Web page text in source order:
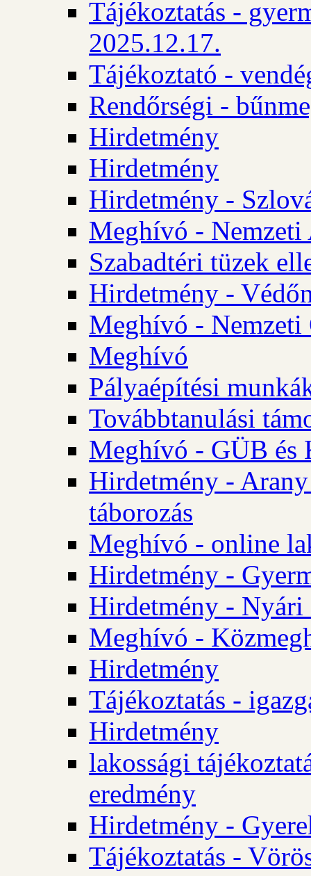
Tájékoztatás -
2025.12.17.
Tájékoztató -
Rendőrségi -
Hirdetmény
Hirdetmény
Hirdetmény -
Meghívó - Nemzeti
Szabadtéri tüzek
Hirdetmény -
Meghívó - Nemzeti
Meghívó
Pályaépítési
Továbbtanulási
Meghívó - GÜB és
Hirdetmény - Arany
táborozás
Meghívó - online
Hirdetmény -
Hirdetmény - Nyári
Meghívó -
Hirdetmény
Tájékoztatás -
Hirdetmény
lakossági
eredmény
Hirdetmény -
Tájékoztatás -